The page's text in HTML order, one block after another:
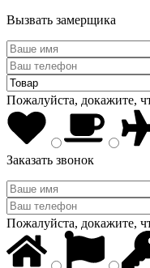
Вызвать замерщика
Пожалуйста, докажите,
Заказать звонок
Пожалуйста, докажите,